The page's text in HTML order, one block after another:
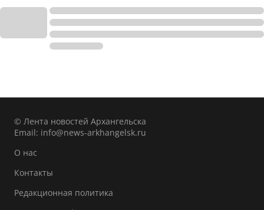
© Лента новостей Архангельска
Email: info@news-arkhangelsk.ru
О нас
Контакты
Редакционная политика